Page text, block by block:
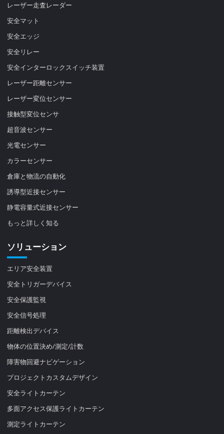
レーザー走査レーダー
安全マット
安全エッジ
安全リレー
安全インターロックスイッチ装置
レーザー距離センサー
レーザー変位センサー
接触型変位センサ
超音波センサー
光電センサー
カラーセンサー
倉庫と物流の自動化
誘導型近接センサー
静電容量式近接センサー
もっと詳しく知る
ソリューション
エリア安全装置
安全トリガーデバイス
安全保護監視
安全信号処理
距離検出デバイス
物体の位置決め/測定/計数
障害物回避ナビゲーション
プロジェクトカスタムデザイン
安全ライトカーテン
多面アクセス保護ライトカーテン
測定ライトカーテン